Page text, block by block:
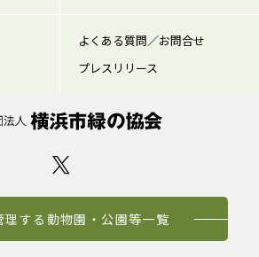
よくある質問／お問合せ
プレスリリース
理する動物園・公園等一覧